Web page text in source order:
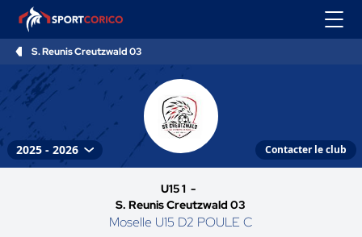
S. Reunis Creutzwald 03
Contacter le club
U15 1 -
S. Reunis Creutzwald 03
Moselle U15 D2 POULE C